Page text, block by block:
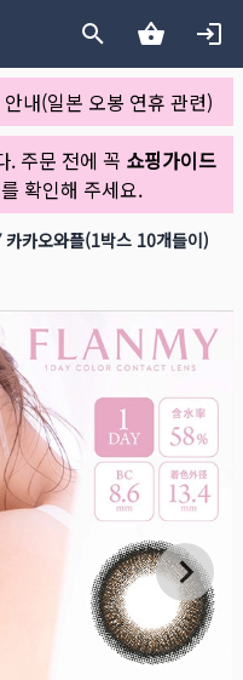
내(일본 오봉 연휴 관련)
. 주문 전에 꼭 쇼핑가이드
확인해 주세요.
카오와플(1박스 10개들이)